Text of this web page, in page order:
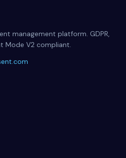
management platform. GDPR,
Mode V2 compliant.